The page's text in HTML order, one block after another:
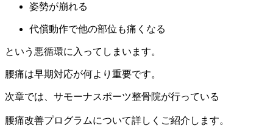
姿勢が崩れる
代償動作で他の部位も痛くなる
という悪循環に入ってしまいます。
腰痛は早期対応が何より重要です。
次章では、サモーナスポーツ整骨院が行っている
腰痛改善プログラムについて詳しくご紹介します。